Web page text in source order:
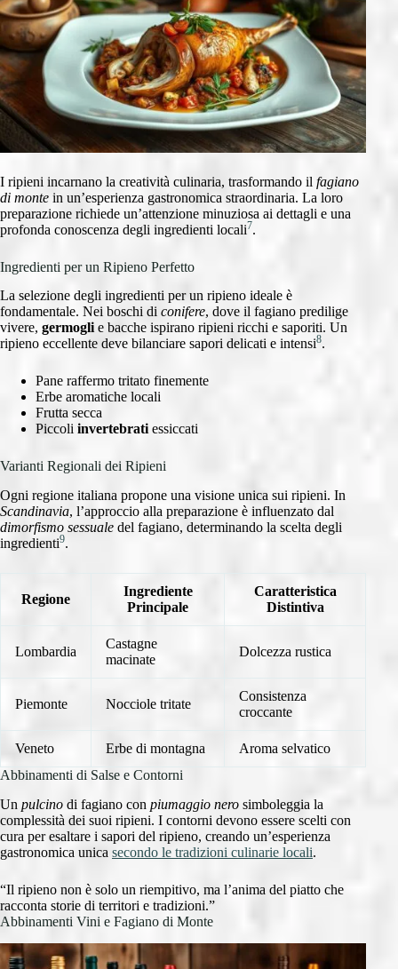
I ripieni incarnano la creatività culinaria, trasformando il fagiano
di monte in un’esperienza gastronomica straordinaria. La loro
preparazione richiede un’attenzione minuziosa ai dettagli e una
profonda conoscenza degli ingredienti locali7.
Ingredienti per un Ripieno Perfetto
La selezione degli ingredienti per un ripieno ideale è
fondamentale. Nei boschi di conifere, dove il fagiano predilige
vivere, germogli e bacche ispirano ripieni ricchi e saporiti. Un
ripieno eccellente deve bilanciare sapori delicati e intensi8.
Pane raffermo tritato finemente
Erbe aromatiche locali
Frutta secca
Piccoli invertebrati essiccati
Varianti Regionali dei Ripieni
Ogni regione italiana propone una visione unica sui ripieni. In
Scandinavia, l’approccio alla preparazione è influenzato dal
dimorfismo sessuale del fagiano, determinando la scelta degli
ingredienti9.
Regione
Ingrediente
Principale
Caratteristica
Distintiva
Lombardia
Castagne
macinate
Dolcezza rustica
Piemonte Nocciole tritate
Consistenza
croccante
Veneto Erbe di montagna
Aroma selvatico
Abbinamenti di Salse e Contorni
Un pulcino di fagiano con piumaggio nero simboleggia la
complessità dei suoi ripieni. I contorni devono essere scelti con
cura per esaltare i sapori del ripieno, creando un’esperienza
gastronomica unica secondo le tradizioni culinarie locali.
“Il ripieno non è solo un riempitivo, ma l’anima del piatto che
racconta storie di territori e tradizioni.”
Abbinamenti Vini e Fagiano di Monte